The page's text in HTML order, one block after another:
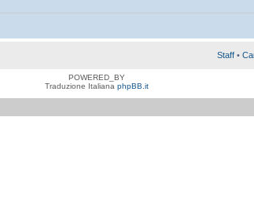
Staff •
POWERED_BY
Traduzione Italiana phpBB.it